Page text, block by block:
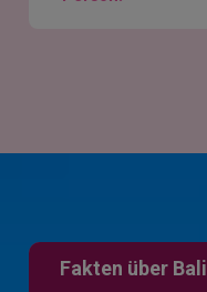
Fakten über Bali